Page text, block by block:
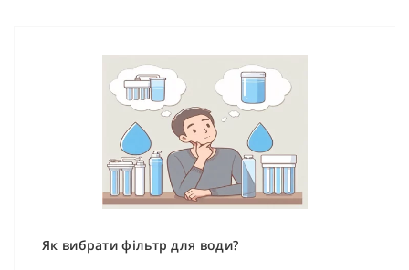
Як вибрати фільтр для води?